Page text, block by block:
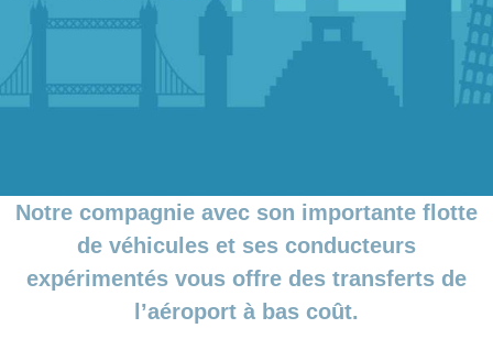
Notre compagnie avec son importante flotte
de véhicules et ses conducteurs
expérimentés vous offre des transferts de
l’aéroport à bas coût.